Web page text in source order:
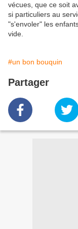
vécues, que ce soit
si particuliers au
"s'envoler" les
vide.
#un bon bouquin
Partager